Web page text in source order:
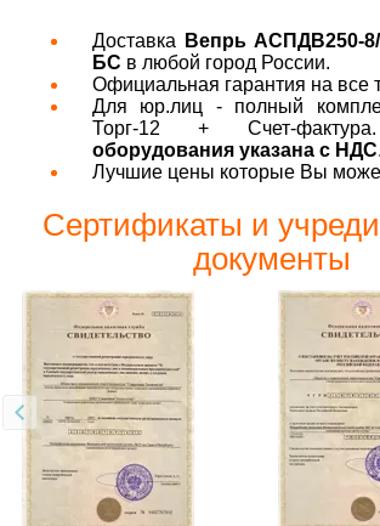
Доставка
Вепрь АСПДВ250-
БС в любой город России.
Официальная гарантия на все
Для юр.лиц - полный
Торг-12 + Счет-
оборудования указана с НДС.
Лучшие цены которые Вы
Сертификаты и
документы